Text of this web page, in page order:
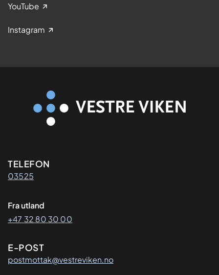
YouTube
Instagram
Kontaktinformasjon
TELEFON
03525
Fra utland
+47 32 80 30 00
E-POST
postmottak@vestreviken.no